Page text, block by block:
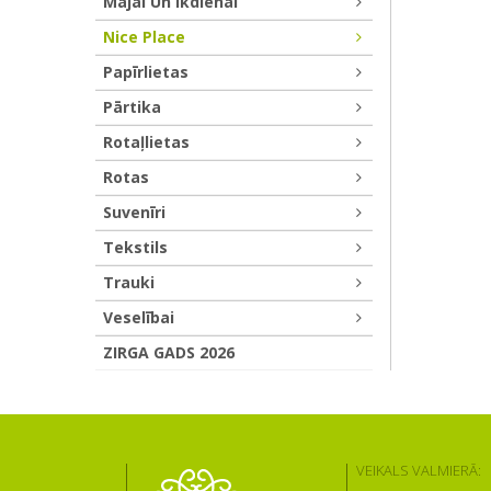
Nice Place
Papīrlietas
Pārtika
Rotaļlietas
Rotas
Suvenīri
Tekstils
Trauki
Veselībai
ZIRGA GADS 2026
VEIKALS VALMIERĀ: